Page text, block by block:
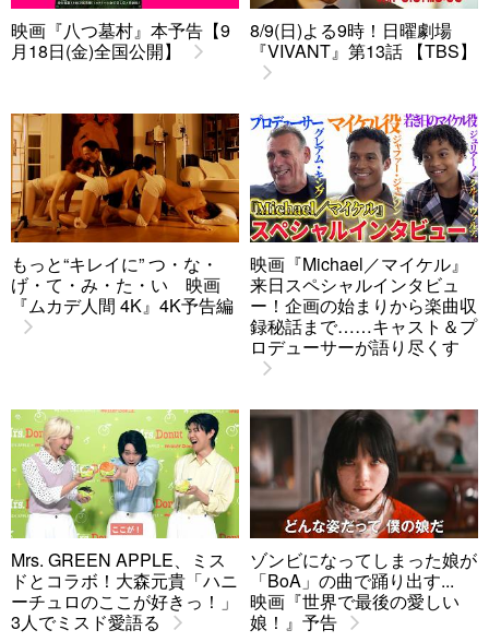
映画『八つ墓村』本予告【9
月18日(金)全国公開】
8/9(日)よる9時！日曜劇場
『VIVANT』第13話 【TBS】
もっと“キレイに” つ・な・
げ・て・み・た・い 映画
『ムカデ人間 4K』4K予告編
映画『Michael／マイケル』
来日スペシャルインタビュ
ー！企画の始まりから楽曲収
録秘話まで……キャスト＆プ
ロデューサーが語り尽くす
Mrs. GREEN APPLE、ミス
ドとコラボ！大森元貴「ハニ
ーチュロのここが好きっ！」
3人でミスド愛語る
ゾンビになってしまった娘が
「BoA」の曲で踊り出す...
映画『世界で最後の愛しい
娘！』予告